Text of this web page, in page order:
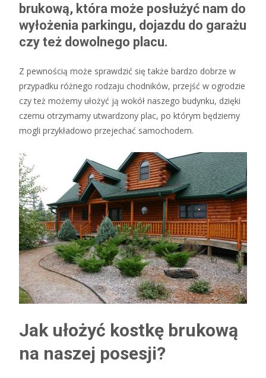
brukową, która może posłużyć nam do
wyłożenia parkingu, dojazdu do garażu
czy też dowolnego placu.
Z pewnością może sprawdzić się także bardzo dobrze w
przypadku różnego rodzaju chodników, przejść w ogrodzie
czy też możemy ułożyć ją wokół naszego budynku, dzięki
czemu otrzymamy utwardzony plac, po którym będziemy
mogli przykładowo przejechać samochodem.
Jak ułożyć kostkę brukową
na naszej posesji?